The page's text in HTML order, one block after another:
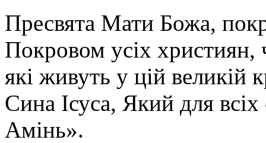
Пресвята Мати Божа,
Покровом усіх християн,
які живуть у цій великій
Сина Ісуса, Який для
Амінь».